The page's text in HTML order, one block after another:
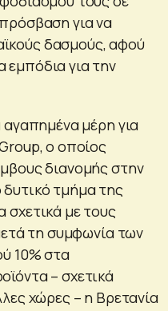
για να
δασμούς, αφού
εμπόδια για την
αγαπημένα μέρη για
ο οποίος
διανομής στην
τμήμα της
με τους
τη συμφωνία των
10% στα
– σχετικά
χώρες – η Βρετανία